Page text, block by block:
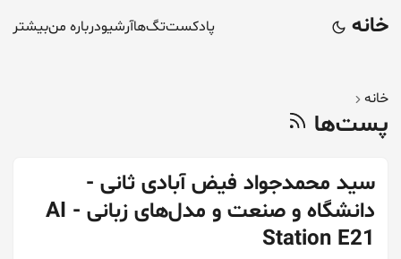
خانه پادکستتگ‌هاآرشیودرباره منبیشتر
خانه
پست‌ها
سید محمدجواد فیض آبادی ثانی -
دانشگاه و صنعت و مدل‌های زبانی - AI
Station E21